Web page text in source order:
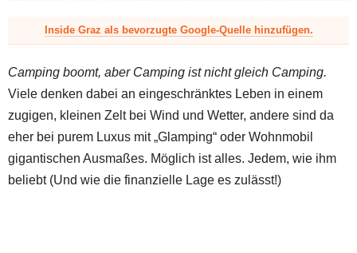
Inside Graz als bevorzugte Google-Quelle hinzufügen.
Camping boomt, aber Camping ist nicht gleich Camping.
Viele denken dabei an eingeschränktes Leben in einem
zugigen, kleinen Zelt bei Wind und Wetter, andere sind da
eher bei purem Luxus mit „Glamping“ oder Wohnmobil
gigantischen Ausmaßes. Möglich ist alles. Jedem, wie ihm
beliebt (Und wie die finanzielle Lage es zulässt!)